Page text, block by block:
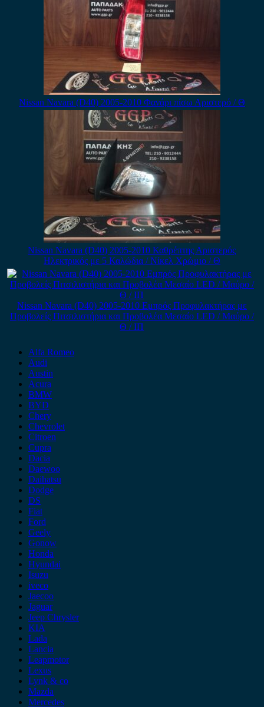
Nissan Navara (D40) 2005-2010 Φανάρι πίσω Αριστερό / Θ
Nissan Navara (D40) 2005-2010 Καθρέπτης Αριστερός
Ηλεκτρικός με 5 Καλώδια / Νίκελ Χρώμιο / Θ
Nissan Navara (D40) 2005-2010 Εμπρός Προφυλακτήρας με
Προβολείς Πιτσιλιστήρια και Προβολέα Μεσαίο LED / Μαύρο /
Θ / ΙΠ
Alfa Romeo
Audi
Austin
Acura
BMW
BYD
Chery
Chevrolet
Citroen
Cupra
Dacia
Daewoo
Daihatsu
Dodge
DS
Fiat
Ford
Geely
Gonow
Honda
Hyundai
Isuzu
iveco
Jaecoo
Jaguar
Jeep Chrysler
KIA
Lada
Lancia
Leapmotor
Lexus
Lynk & co
Mazda
Mercedes